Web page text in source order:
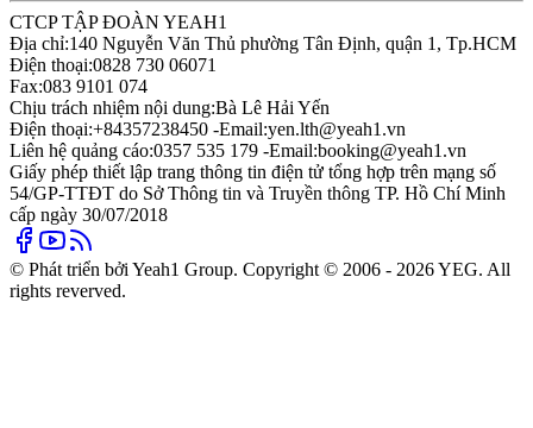
CTCP TẬP ĐOÀN YEAH1
Địa chỉ:140 Nguyễn Văn Thủ phường Tân Định, quận 1, Tp.HCM
Điện thoại:0828 730 06071
Fax:083 9101 074
Chịu trách nhiệm nội dung:Bà Lê Hải Yến
Điện thoại:+84357238450 -Email:yen.lth@yeah1.vn
Liên hệ quảng cáo:0357 535 179 -Email:booking@yeah1.vn
Giấy phép thiết lập trang thông tin điện tử tổng hợp trên mạng số
54/GP-TTĐT do Sở Thông tin và Truyền thông TP. Hồ Chí Minh
cấp ngày 30/07/2018
© Phát triển bởi Yeah1 Group. Copyright © 2006 - 2026 YEG. All
rights reverved.